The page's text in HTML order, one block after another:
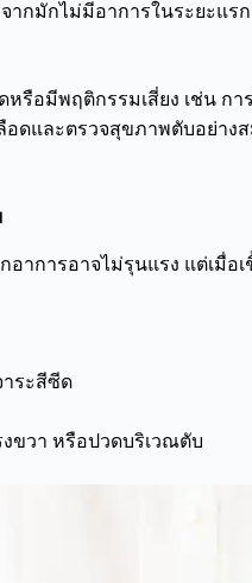
ากมักไม่มีอาการในระยะแร
หรือมีพฤติกรรมเสี่ยง เช่น
ดและตรวจสุขภาพตับอย่างส
อาการอาจไม่รุนแรง แต่เมื่อ
ระสีซีด
ขวา หรือปวดบริเวณตับ